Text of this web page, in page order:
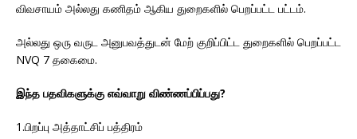
விவசாயம் அல்லது கணிதம் ஆகிய துறைகளில் பெறப்பட்ட பட்டம்.
அல்லது ஒரு வருட அனுபவத்துடன் மேற் குறிப்பிட்ட துறைகளில் பெறப்பட்ட
NVQ 7 தகைமை.
இந்த பதவிகளுக்கு எவ்வாறு விண்ணப்பிப்பது?
1.பிறப்பு அத்தாட்சிப் பத்திரம்